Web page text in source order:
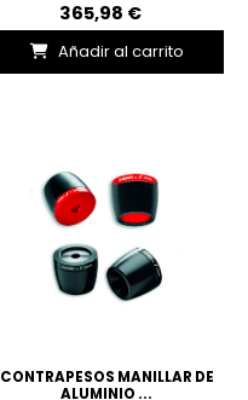
365,98 €
Añadir al carrito
CONTRAPESOS MANILLAR DE
ALUMINIO ...